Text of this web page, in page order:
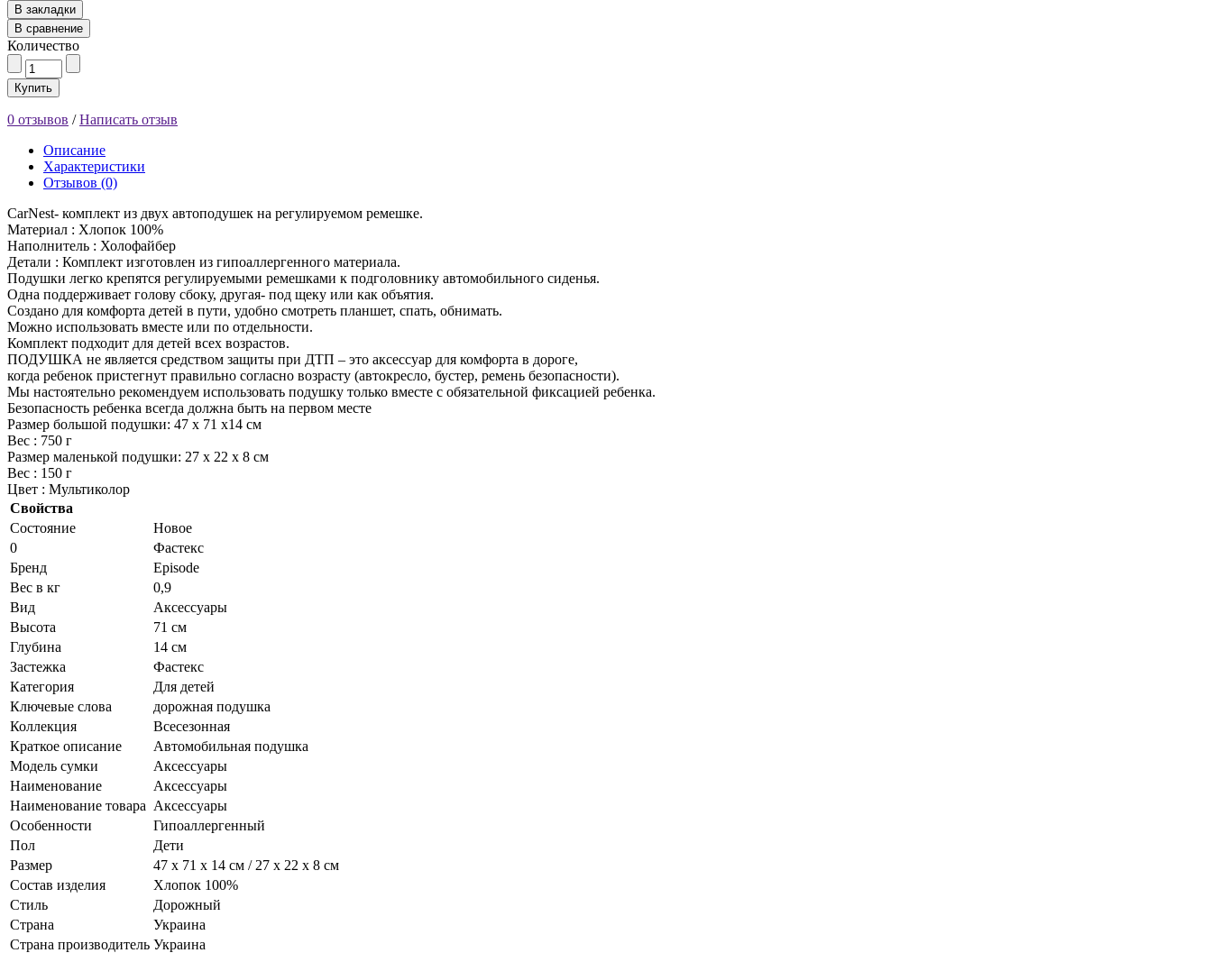
В закладки
В сравнение
Количество
Купить
0 отзывов /Написать отзыв
Описание
Характеристики
Отзывов (0)
CarNest- комплект из двух автоподушек на регулируемом ремешке.
Материал : Хлопок 100%
Наполнитель : Холофайбер
Детали : Комплект изготовлен из гипоаллергенного материала.
Подушки легко крепятся регулируемыми ремешками к подголовнику автомобильного сиденья.
Одна поддерживает голову сбоку, другая- под щеку или как объятия.
Создано для комфорта детей в пути, удобно смотреть планшет, спать, обнимать.
Можно использовать вместе или по отдельности.
Комплект подходит для детей всех возрастов.
ПОДУШКА не является средством защиты при ДТП – это аксессуар для комфорта в дороге,
когда ребенок пристегнут правильно согласно возрасту (автокресло, бустер, ремень безопасности).
Мы настоятельно рекомендуем использовать подушку только вместе с обязательной фиксацией ребенка.
Безопасность ребенка всегда должна быть на первом месте
Размер большой подушки: 47 х 71 х14 см
Вес : 750 г
Размер маленькой подушки: 27 х 22 х 8 см
Вес : 150 г
Цвет : Мультиколор
Свойства
Состояние
Новое
0
Фастекс
Бренд
Episode
Вес в кг
0,9
Вид
Аксессуары
Высота
71 см
Глубина
14 см
Застежка
Фастекс
Категория
Для детей
Ключевые слова
дорожная подушка
Коллекция
Всесезонная
Краткое описание
Автомобильная подушка
Модель сумки
Аксессуары
Наименование
Аксессуары
Наименование товара Аксессуары
Особенности
Гипоаллергенный
Пол
Дети
Размер
47 х 71 х 14 см / 27 х 22 х 8 см
Состав изделия
Хлопок 100%
Стиль
Дорожный
Страна
Украина
Страна производитель Украина